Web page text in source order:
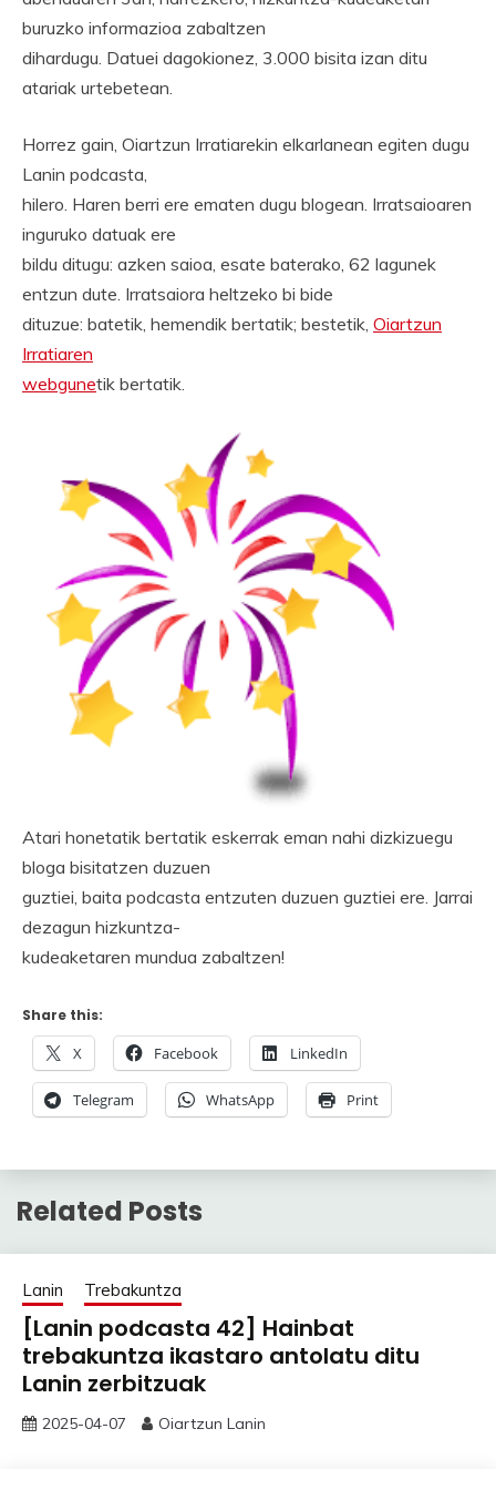
buruzko informazioa zabaltzen
dihardugu. Datuei dagokionez, 3.000 bisita izan ditu
atariak urtebetean.
Horrez gain, Oiartzun Irratiarekin elkarlanean egiten dugu
Lanin podcasta,
hilero. Haren berri ere ematen dugu blogean. Irratsaioaren
inguruko datuak ere
bildu ditugu: azken saioa, esate baterako, 62 lagunek
entzun dute. Irratsaiora heltzeko bi bide
dituzue: batetik, hemendik bertatik; bestetik, Oiartzun
Irratiaren
webgunetik bertatik.
Atari honetatik bertatik eskerrak eman nahi dizkizuegu
bloga bisitatzen duzuen
guztiei, baita podcasta entzuten duzuen guztiei ere. Jarrai
dezagun hizkuntza-
kudeaketaren mundua zabaltzen!
Share this:
X Facebook LinkedIn
Telegram WhatsApp Print
Related Posts
Lanin Trebakuntza
[Lanin podcasta 42] Hainbat
trebakuntza ikastaro antolatu ditu
Lanin zerbitzuak
2025-04-07 Oiartzun Lanin